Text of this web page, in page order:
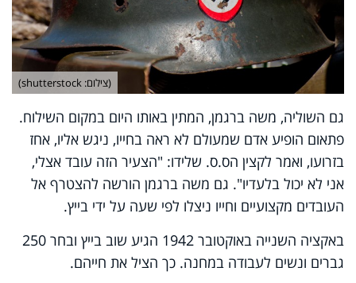
(צילום: shutterstock)
גם השוליה, משה ברגמן, המתין באותו היום במקום השילוח.
פתאום הופיע אדם שמעולם לא ראה בחייו, ניגש אליו, אחז
בזרועו, ואמר לקצין הס.ס. שלידו: "הצעיר הזה עובד אצלי,
אני לא יכול בלעדיו". גם משה ברגמן הורשה להצטרף אל
העובדים מקצועיים וחייו ניצלו לפי שעה על ידי בייץ.
באקציה השנייה באוקטובר 1942 הגיע שוב בייץ ובחר 250
גברים ונשים לעבודה במחנה. כך הציל את חייהם.